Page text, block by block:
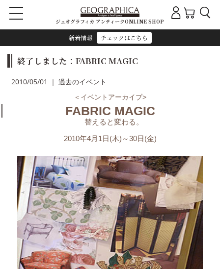
新着情報 チェックはこちら
ジェオグラフィカ アンティークONLINE SHOP
終了しました：FABRIC MAGIC
2010/05/01 ｜ 過去のイベント
＜イベントアーカイブ>
FABRIC MAGIC
替えると変わる。
2010年4月1日(木)～30日(金)